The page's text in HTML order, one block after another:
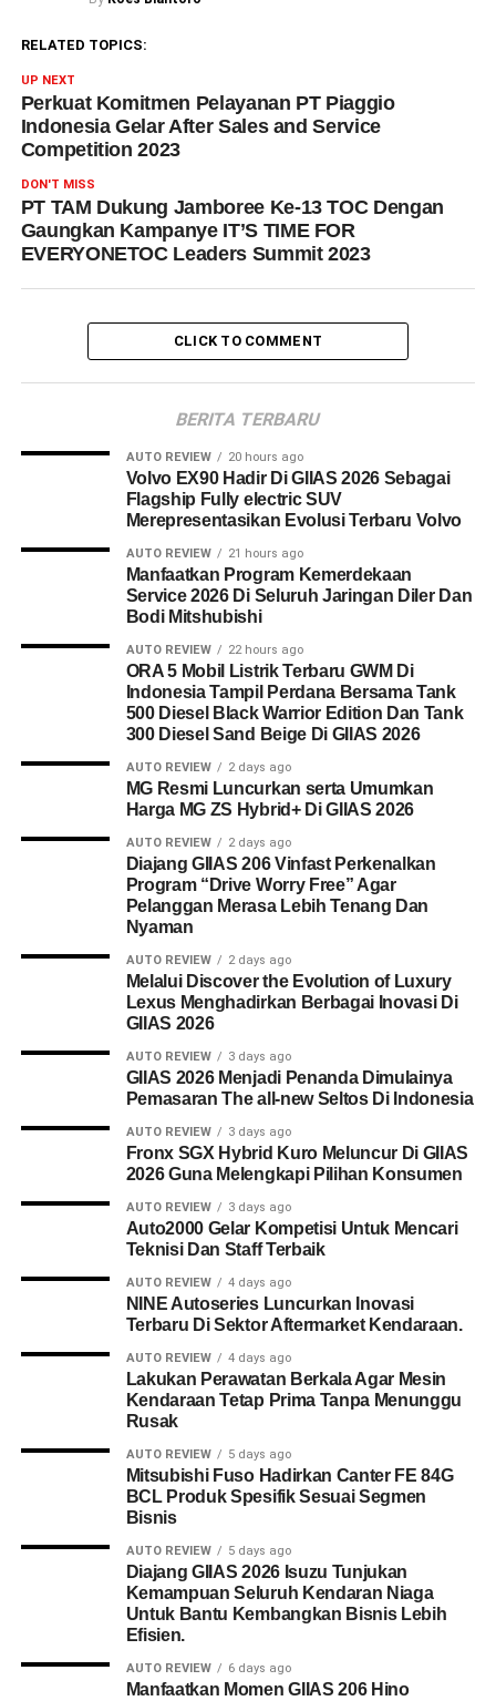
RELATED TOPICS:
UP NEXT
Perkuat Komitmen Pelayanan PT Piaggio
Indonesia Gelar After Sales and Service
Competition 2023
DON'T MISS
PT TAM Dukung Jamboree Ke-13 TOC Dengan
Gaungkan Kampanye IT’S TIME FOR
EVERYONETOC Leaders Summit 2023
CLICK TO COMMENT
BERITA TERBARU
AUTO REVIEW 20 hours ago
Volvo EX90 Hadir Di GIIAS 2026 Sebagai
Flagship Fully electric SUV
Merepresentasikan Evolusi Terbaru Volvo
AUTO REVIEW 21 hours ago
Manfaatkan Program Kemerdekaan
Service 2026 Di Seluruh Jaringan Diler Dan
Bodi Mitshubishi
AUTO REVIEW 22 hours ago
ORA 5 Mobil Listrik Terbaru GWM Di
Indonesia Tampil Perdana Bersama Tank
500 Diesel Black Warrior Edition Dan Tank
300 Diesel Sand Beige Di GIIAS 2026
AUTO REVIEW 2 days ago
MG Resmi Luncurkan serta Umumkan
Harga MG ZS Hybrid+ Di GIIAS 2026
AUTO REVIEW 2 days ago
Diajang GIIAS 206 Vinfast Perkenalkan
Program “Drive Worry Free” Agar
Pelanggan Merasa Lebih Tenang Dan
Nyaman
AUTO REVIEW 2 days ago
Melalui Discover the Evolution of Luxury
Lexus Menghadirkan Berbagai Inovasi Di
GIIAS 2026
AUTO REVIEW 3 days ago
GIIAS 2026 Menjadi Penanda Dimulainya
Pemasaran The all-new Seltos Di Indonesia
AUTO REVIEW 3 days ago
Fronx SGX Hybrid Kuro Meluncur Di GIIAS
2026 Guna Melengkapi Pilihan Konsumen
AUTO REVIEW 3 days ago
Auto2000 Gelar Kompetisi Untuk Mencari
Teknisi Dan Staff Terbaik
AUTO REVIEW 4 days ago
NINE Autoseries Luncurkan Inovasi
Terbaru Di Sektor Aftermarket Kendaraan.
AUTO REVIEW 4 days ago
Lakukan Perawatan Berkala Agar Mesin
Kendaraan Tetap Prima Tanpa Menunggu
Rusak
AUTO REVIEW 5 days ago
Mitsubishi Fuso Hadirkan Canter FE 84G
BCL Produk Spesifik Sesuai Segmen
Bisnis
AUTO REVIEW 5 days ago
Diajang GIIAS 2026 Isuzu Tunjukan
Kemampuan Seluruh Kendaran Niaga
Untuk Bantu Kembangkan Bisnis Lebih
Efisien.
AUTO REVIEW 6 days ago
Manfaatkan Momen GIIAS 206 Hino